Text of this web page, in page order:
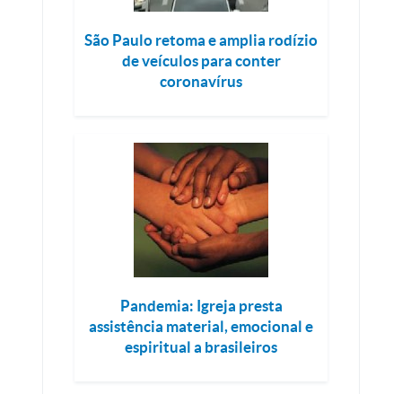
São Paulo retoma e amplia rodízio
de veículos para conter
coronavírus
Pandemia: Igreja presta
assistência material, emocional e
espiritual a brasileiros